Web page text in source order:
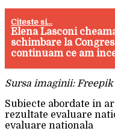
Citeste si...
Elena Lasconi
schimbare la
continuam ce am
Sursa imaginii: Freepik
Subiecte abordate in
rezultate evaluare
evaluare nationala